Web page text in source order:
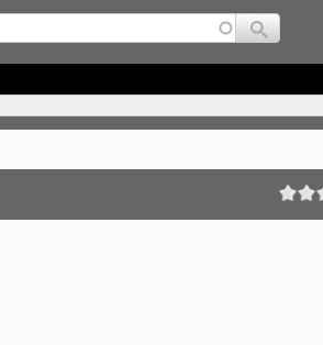
Jump to navigation